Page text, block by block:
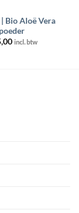
Bio Aloë Vera
poeder
incl. btw